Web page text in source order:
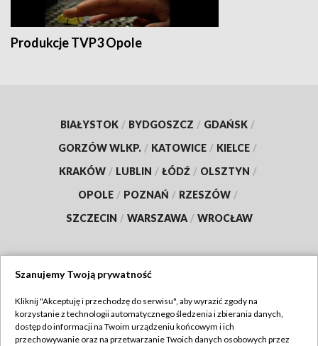
Produkcje TVP3 Opole
BIAŁYSTOK / BYDGOSZCZ / GDAŃSK /
GORZÓW WLKP. / KATOWICE / KIELCE /
KRAKÓW / LUBLIN / ŁÓDŹ / OLSZTYN /
OPOLE / POZNAŃ / RZESZÓW /
SZCZECIN / WARSZAWA / WROCŁAW
TVP
Abonament TVP
Szanujemy Twoją prywatność
Kliknij "Akceptuję i przechodzę do serwisu", aby wyrazić zgody na
korzystanie z technologii automatycznego śledzenia i zbierania danych,
dostęp do informacji na Twoim urządzeniu końcowym i ich
przechowywanie oraz na przetwarzanie Twoich danych osobowych przez